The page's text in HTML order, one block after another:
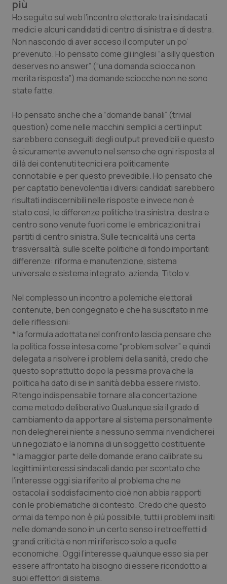
Professionisti Sanitari.AI
Abruzzo
Basilicata
Calabria
Campania
Emilia-Romagna
Friuli Venezia Giulia
Lazio
Liguria
Lombardia
Molise
Piemonte
Provincia Autonoma di Bolzano
Provincia Autonoma di Trento
Puglia
Sardegna
Sicilia
Toscana
Umbria
Valle D’Aosta
Veneto
QS Pro Gold
Artrite & artrosi
Asma & BPCO
Car-T
Colesterolo & coronaropatie
Dermatite Atopica
Diabete & glucometri
Disturbi dell’umore
Dolore
Epatiti
HIV
Infezioni & Febbre
Ipertensione & Scompenso
Malattie rare
Malattia di Crohn & Rettocolite Ulcerosa
Neuroscienze & patologie neurodegenerative
Obesità
Oftalmologia
Oncodermatologia
Oncoematologia
QS Club Newsletter
più
Ho seguito sul web l’incontro elettorale tra i sindacati
medici e alcuni candidati di centro di sinistra e di destra.
Non nascondo di aver acceso il computer un po’
prevenuto. Ho pensato come gli inglesi “a silly question
deserves no answer” (“una domanda sciocca non
merita risposta”) ma domande sciocche non ne sono
state fatte.
Ho pensato anche che a “domande banali” (trivial
question) come nelle macchini semplici a certi input
sarebbero conseguiti degli output prevedibili e questo
è sicuramente avvenuto nel senso che ogni risposta al
di là dei contenuti tecnici era politicamente
connotabile e per questo prevedibile. Ho pensato che
per captatio benevolentia i diversi candidati sarebbero
risultati indiscernibili nelle risposte e invece non è
stato così, le differenze politiche tra sinistra, destra e
centro sono venute fuori come le embricazioni tra i
partiti di centro sinistra. Sulle tecnicalità una certa
trasversalità, sulle scelte politiche di fondo importanti
differenze: riforma e manutenzione, sistema
universale e sistema integrato, azienda, Titolo v.
Nel complesso un incontro a polemiche elettorali
contenute, ben congegnato e che ha suscitato in me
delle riflessioni:
* la formula adottata nel confronto lascia pensare che
la politica fosse intesa come “problem solver” e quindi
delegata a risolvere i problemi della sanità, credo che
questo soprattutto dopo la pessima prova che la
politica ha dato di se in sanità debba essere rivisto.
Ritengo indispensabile tornare alla concertazione
come metodo deliberativo Qualunque sia il grado di
cambiamento da apportare al sistema personalmente
non delegherei niente a nessuno semmai rivendicherei
un negoziato e la nomina di un soggetto costituente
* la maggior parte delle domande erano calibrate su
legittimi interessi sindacali dando per scontato che
l’interesse oggi sia riferito al problema che ne
ostacola il soddisfacimento cioè non abbia rapporti
con le problematiche di contesto. Credo che questo
ormai da tempo non è più possibile, tutti i problemi insiti
nelle domande sono in un certo senso i retroeffetti di
grandi criticità e non mi riferisco solo a quelle
economiche. Oggi l’interesse qualunque esso sia per
essere affrontato ha bisogno di essere ricondotto ai
suoi effettori di sistema.